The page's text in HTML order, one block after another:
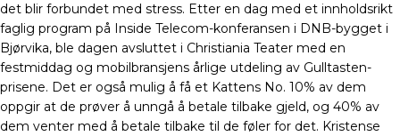
det blir forbundet med stress. Etter en dag med et innholdsrikt
faglig program på Inside Telecom-konferansen i DNB-bygget i
Bjørvika, ble dagen avsluttet i Christiania Teater med en
festmiddag og mobilbransjens årlige utdeling av Gulltasten-
prisene. Det er også mulig å få et Kattens No. 10% av dem
oppgir at de prøver å unngå å betale tilbake gjeld, og 40% av
dem venter med å betale tilbake til de føler for det. Kristense